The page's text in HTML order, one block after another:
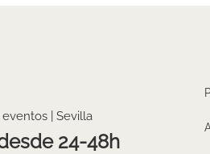
| Sevilla
24-48h